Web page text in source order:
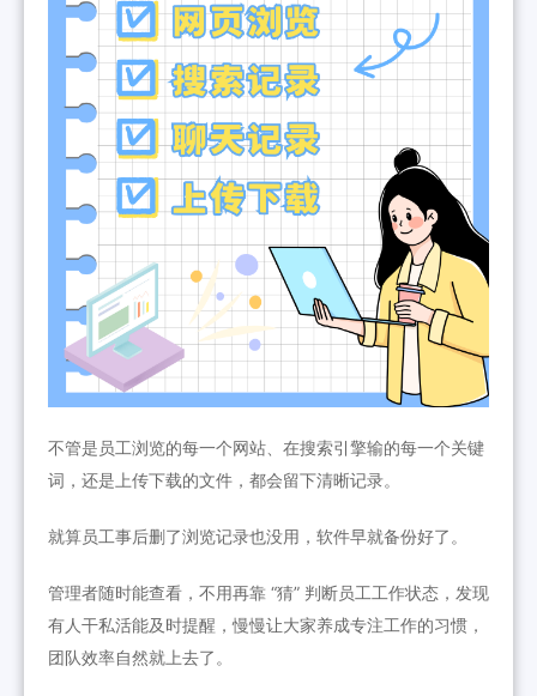
不管是员工浏览的每一个网站、在搜索引擎输的每一个关键
词，还是上传下载的文件，都会留下清晰记录。
就算员工事后删了浏览记录也没用，软件早就备份好了。
管理者随时能查看，不用再靠 “猜” 判断员工工作状态，发现
有人干私活能及时提醒，慢慢让大家养成专注工作的习惯，
团队效率自然就上去了。